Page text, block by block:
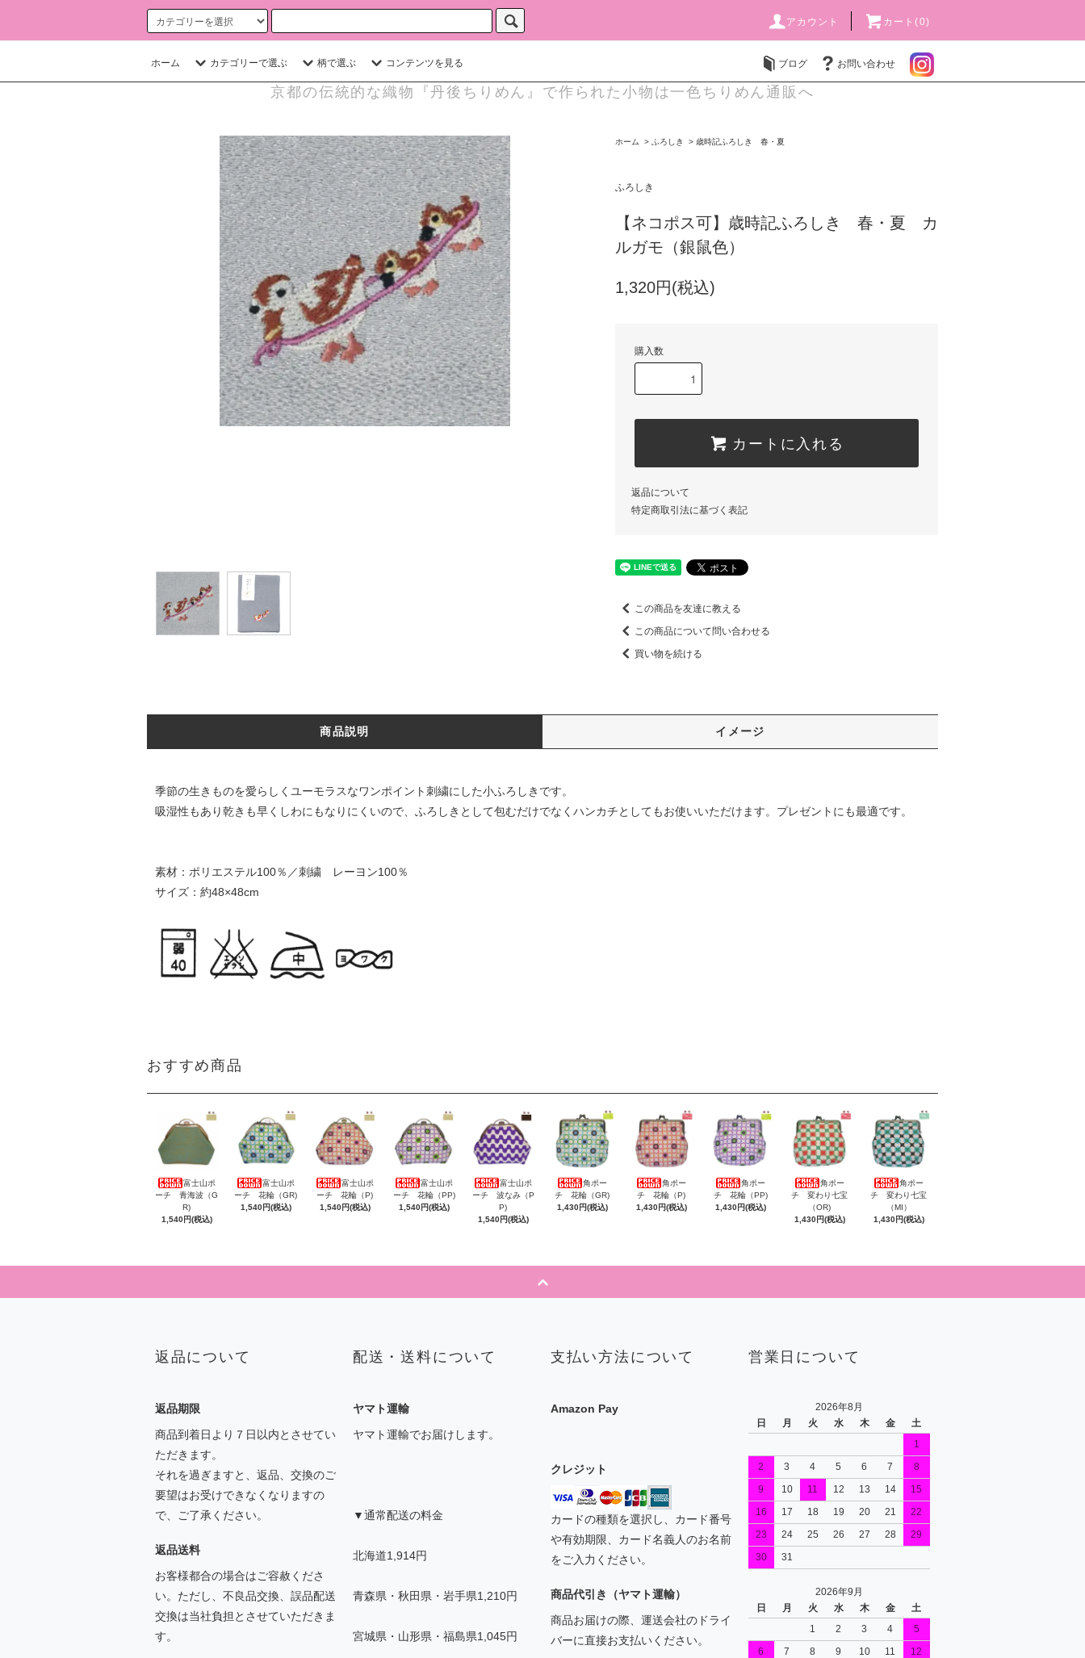
アカウント カート(0)
ホーム カテゴリーで選ぶ 柄で選ぶ コンテンツを見る ブログ お問い合わせ
京都の伝統的な織物『丹後ちりめん』で作られた小物は一色ちりめん通販へ
ホーム > ふろしき > 歳時記ふろしき 春・夏
ふろしき
【ネコポス可】歳時記ふろしき 春・夏 カ
ルガモ（銀鼠色）
1,320円(税込)
購入数
カートに入れる
返品について
特定商取引法に基づく表記
この商品を友達に教える
この商品について問い合わせる
買い物を続ける
商品説明 イメージ
季節の生きものを愛らしくユーモラスなワンポイント刺繍にした小ふろしきです。
吸湿性もあり乾きも早くしわにもなりにくいので、ふろしきとして包むだけでなくハンカチとしてもお使いいただけます。プレゼントにも最適です。
素材：ポリエステル100％／刺繍 レーヨン100％
サイズ：約48×48cm
おすすめ商品
富士山ポ
ーチ 青海波（G
R)
1,540円(税込)
富士山ポ
ーチ 花輪（GR)
1,540円(税込)
富士山ポ
ーチ 花輪（P)
1,540円(税込)
富士山ポ
ーチ 花輪（PP)
1,540円(税込)
富士山ポ
ーチ 波なみ（P
P)
1,540円(税込)
角ポー
チ 花輪（GR)
1,430円(税込)
角ポー
チ 花輪（P)
1,430円(税込)
角ポー
チ 花輪（PP)
1,430円(税込)
角ポー
チ 変わり七宝
（OR)
1,430円(税込)
角ポー
チ 変わり七宝
（MI）
1,430円(税込)
返品について
返品期限
商品到着日より７日以内とさせてい
ただきます。
それを過ぎますと、返品、交換のご
要望はお受けできなくなりますの
で、ご了承ください。
返品送料
お客様都合の場合はご容赦くださ
い。ただし、不良品交換、誤品配送
交換は当社負担とさせていただきま
す。
配送・送料について
ヤマト運輸
ヤマト運輸でお届けします。
▼通常配送の料金
北海道1,914円
青森県・秋田県・岩手県1,210円
宮城県・山形県・福島県1,045円
支払い方法について
Amazon Pay
クレジット
カードの種類を選択し、カード番号
や有効期限、カード名義人のお名前
をご入力ください。
商品代引き（ヤマト運輸）
商品お届けの際、運送会社のドライ
バーに直接お支払いください。
営業日について
2026年8月
日
月 火 水 木 金
土
1
2
3 4 5 6 7
8
9
10 11 12 13 14
15
16
17 18 19 20 21
22
23
24 25 26 27 28
29
30
31
2026年9月
日
月 火 水 木 金
土
1
2 3 4
5
6
7 8 9 10 11
12